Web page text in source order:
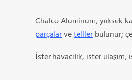
Chalco Aluminum, yüksek
parçalarvetelllerbulunur;
İster havacılık, ister